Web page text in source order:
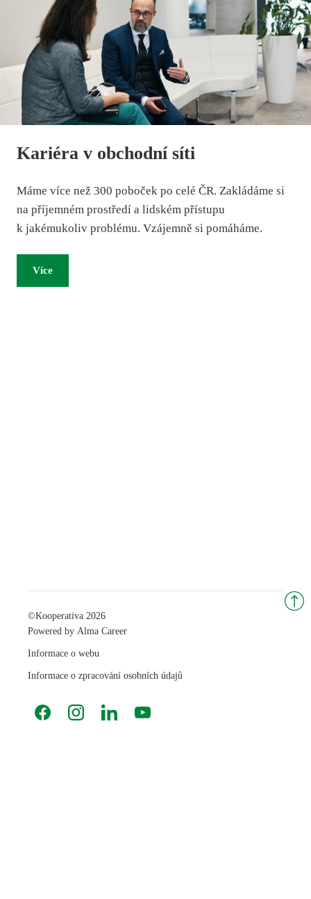
Kariéra v obchodní síti
Máme více než 300 poboček po celé ČR. Zakládáme si
na příjemném prostředí a lidském přístupu
k jakémukoliv problému. Vzájemně si pomáháme.
Více
©Kooperativa 2026
Powered by Alma Career
Informace o webu
Informace o zpracování osobních údajů
FacebookInstagramLinkedInYouTube